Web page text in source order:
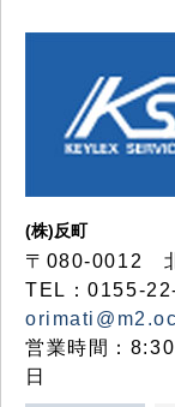
(株)反町
〒080-0012
TEL：0155-
営業時間：
日